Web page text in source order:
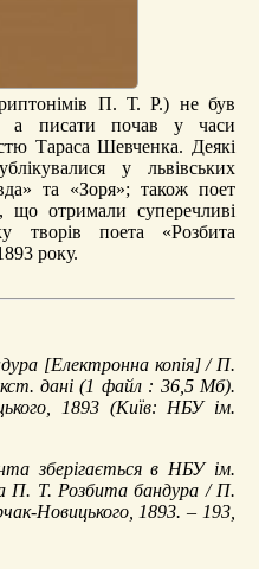
П. Т. Р.) не був
а писати почав у часи
Тараса Шевченка. Деякі
у львівських
та «Зоря»; також поет
що отримали суперечливі
творів поета «Розбита
року.
[Електронна копія] / П.
дані (1 файл : 36,5 Мб).
1893 (Київ: НБУ ім.
зберігається в НБУ ім.
П. Т. Розбита бандура / П.
Новицького, 1893. – 193,